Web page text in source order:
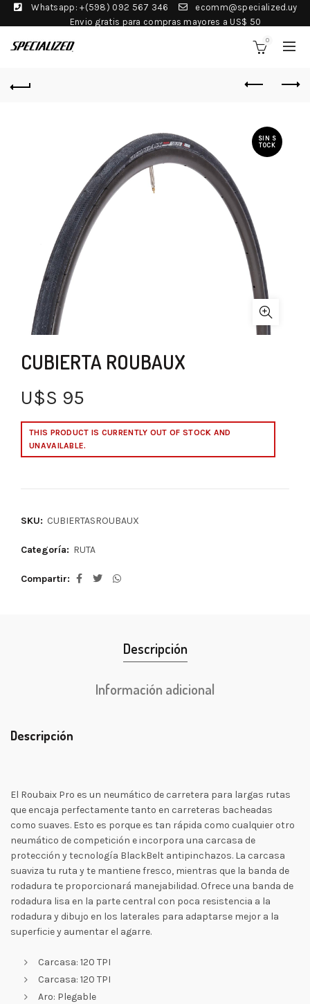
Whatsapp: +(598) 092 567 346
ecomm@specialized.uy
Envio gratis para compras mayores a US$ 50
0
SIN S
TOCK
CUBIERTA ROUBAUX
U$S 95
THIS PRODUCT IS CURRENTLY OUT OF STOCK AND
UNAVAILABLE.
SKU: CUBIERTASROUBAUX
Categoría: RUTA
Compartir
Descripción
Información adicional
Descripción
El Roubaix Pro es un neumático de carretera para largas rutas
que encaja perfectamente tanto en carreteras bacheadas
como suaves. Esto es porque es tan rápida como cualquier otro
neumático de competición e incorpora una carcasa de
protección y tecnología BlackBelt antipinchazos. La carcasa
suaviza tu ruta y te mantiene fresco, mientras que la banda de
rodadura te proporcionará manejabilidad. Ofrece una banda de
rodadura lisa en la parte central con poca resistencia a la
rodadura y dibujo en los laterales para adaptarse mejor a la
superficie y aumentar el agarre.
Carcasa: 120 TPI
Carcasa: 120 TPI
Aro: Plegable